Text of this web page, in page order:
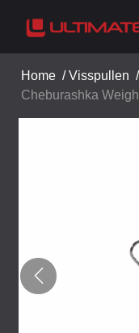
Home /Visspullen /
Cheburashka